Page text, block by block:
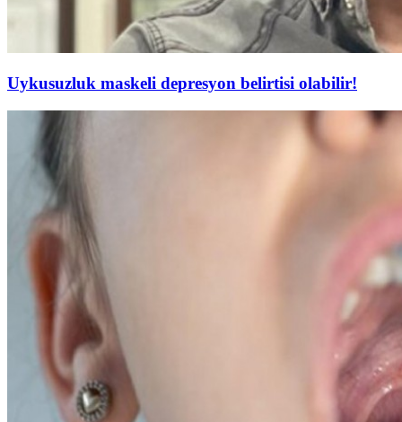
Uykusuzluk maskeli depresyon belirtisi olabilir!